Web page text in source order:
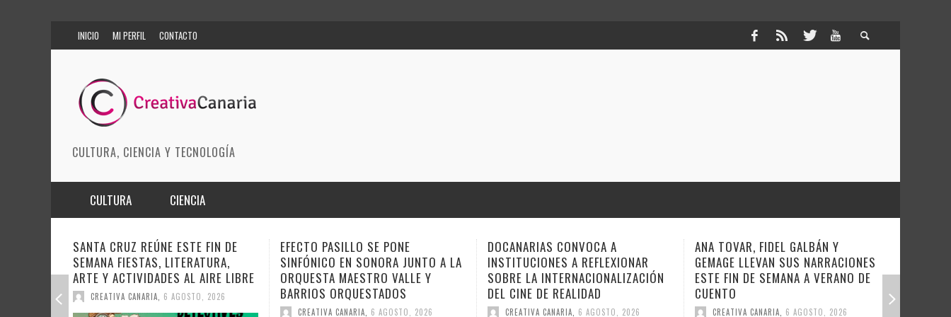
INICIO MI PERFIL CONTACTO
CULTURA, CIENCIA Y TECNOLOGÍA
CULTURA
ARTES ESCÉNICAS
MODA
CIENCIA
INNOVACIÓN
CIENCIAS DE LA TIERRA
ESTE FIN DE
AL AIRE LIBRE
6 AGOSTO, 2026
EFECTO PASILLO SE PONE
SINFÓNICO EN SONORA JUNTO A LA
ORQUESTA MAESTRO VALLE Y
BARRIOS ORQUESTADOS
CREATIVA CANARIA, 6 AGOSTO, 2026
DOCANARIAS CONVOCA A
INSTITUCIONES A REFLEXIONAR
SOBRE LA INTERNACIONALIZACIÓN
DEL CINE DE REALIDAD
CREATIVA CANARIA, 6 AGOSTO, 2026
ANA TOVAR, FIDEL GALBÁN Y
GEMAGE LLEVAN SUS NARRACIONES
ESTE FIN DE SEMANA A VERANO DE
CUENTO
CREATIVA CANARIA, 6 AGOSTO, 2026
COVERAMA REGRESA ESTE SÁBADO
A LA NOCHE OCHENTERA
CREATIVA CANARIA, 6 AGOSTO, 2026